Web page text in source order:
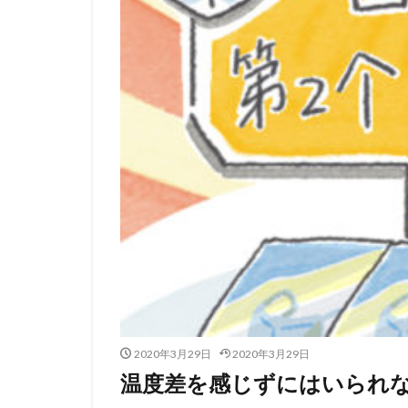
2020年3月29日 2020年3月29日
温度差を感じずにはいられ